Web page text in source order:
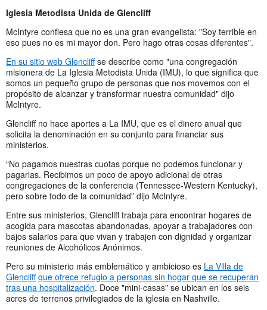
Iglesia Metodista Unida de Glencliff
McIntyre confiesa que no es una gran evangelista: "Soy terrible en
eso pues no es mi mayor don. Pero hago otras cosas diferentes".
En su sitio web Glencliffse describe como "una congregación
misionera de La Iglesia Metodista Unida (IMU), lo que significa que
somos un pequeño grupo de personas que nos movemos con el
propósito de alcanzar y transformar nuestra comunidad" dijo
McIntyre.
Glencliff no hace aportes a La IMU, que es el dinero anual que
solicita la denominación en su conjunto para financiar sus
ministerios.
“No pagamos nuestras cuotas porque no podemos funcionar y
pagarlas. Recibimos un poco de apoyo adicional de otras
congregaciones de la conferencia (Tennessee-Western Kentucky),
pero sobre todo de la comunidad” dijo McIntyre.
Entre sus ministerios, Glencliff trabaja para encontrar hogares de
acogida para mascotas abandonadas, apoyar a trabajadores con
bajos salarios para que vivan y trabajen con dignidad y organizar
reuniones de Alcohólicos Anónimos.
Pero su ministerio más emblemático y ambicioso es La Villa de
Glencliff que ofrece refugio a personas sin hogar que se recuperan
tras una hospitalización. Doce "mini-casas" se ubican en los seis
acres de terrenos privilegiados de la iglesia en Nashville.